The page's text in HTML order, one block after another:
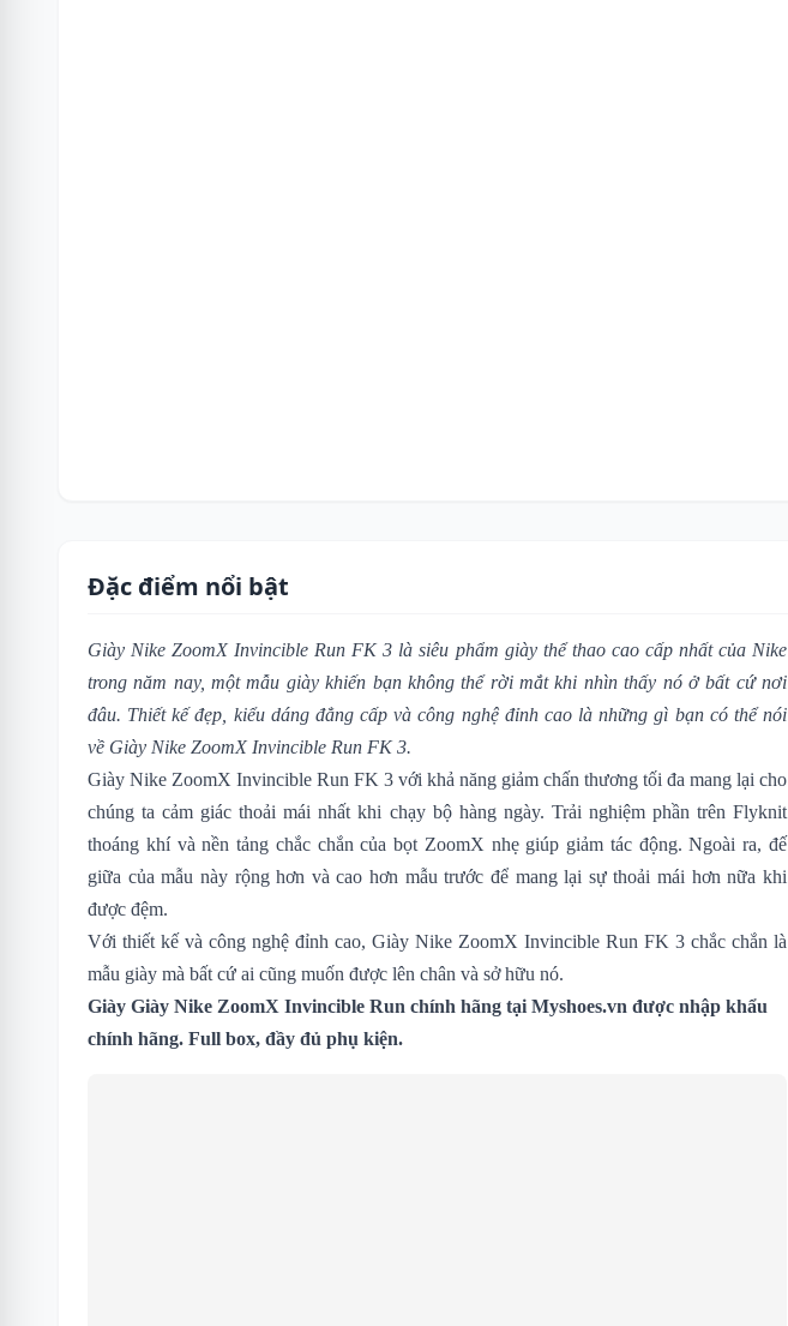
Đặc điểm nổi bật
Giày Nike ZoomX Invincible Run FK 3 là siêu phẩm giày thể thao cao cấp nhất của Nike
trong năm nay, một mẫu giày khiến bạn không thể rời mắt khi nhìn thấy nó ở bất cứ nơi
đâu. Thiết kế đẹp, kiểu dáng đẳng cấp và công nghệ đỉnh cao là những gì bạn có thể nói
về Giày Nike ZoomX Invincible Run FK 3.
Giày Nike ZoomX Invincible Run FK 3 với khả năng giảm chấn thương tối đa mang lại cho
chúng ta cảm giác thoải mái nhất khi chạy bộ hàng ngày. Trải nghiệm phần trên Flyknit
thoáng khí và nền tảng chắc chắn của bọt ZoomX nhẹ giúp giảm tác động. Ngoài ra, đế
giữa của mẫu này rộng hơn và cao hơn mẫu trước để mang lại sự thoải mái hơn nữa khi
được đệm.
Với thiết kế và công nghệ đỉnh cao, Giày Nike ZoomX Invincible Run FK 3 chắc chắn là
mẫu giày mà bất cứ ai cũng muốn được lên chân và sở hữu nó.
Giày Giày Nike ZoomX Invincible Run chính hãng tại Myshoes.vn được nhập khẩu
chính hãng. Full box, đầy đủ phụ kiện.